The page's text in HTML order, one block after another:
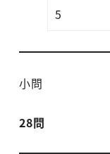
5
小問
28問